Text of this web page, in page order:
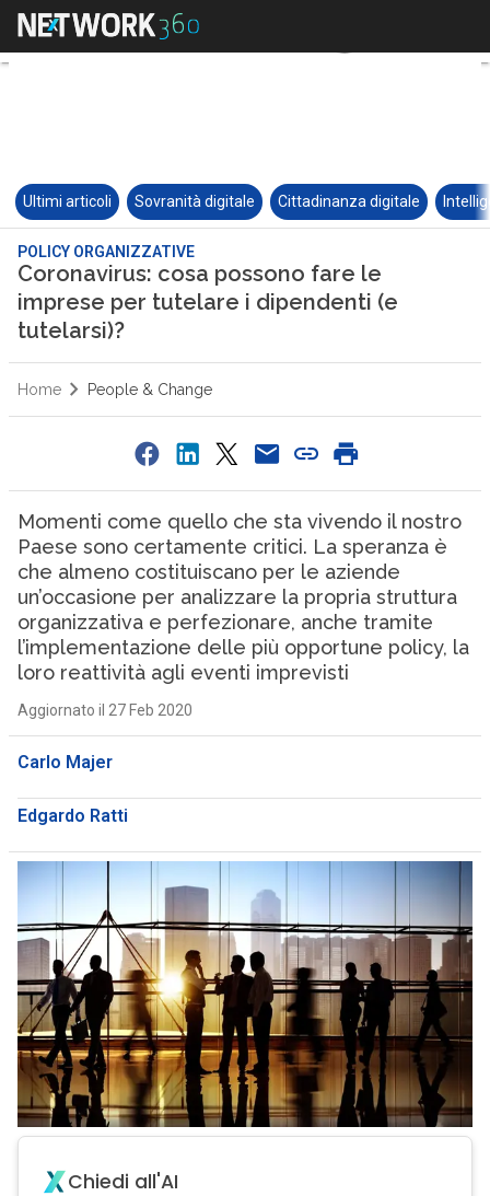
Ultimi articoli Sovranità digitale Cittadinanza digitale
POLICY ORGANIZZATIVE
Coronavirus: cosa possono fare le
imprese per tutelare i dipendenti (e
tutelarsi)?
Home People & Change
Momenti come quello che sta vivendo il nostro
Paese sono certamente critici. La speranza è
che almeno costituiscano per le aziende
un’occasione per analizzare la propria struttura
organizzativa e perfezionare, anche tramite
l’implementazione delle più opportune policy, la
loro reattività agli eventi imprevisti
Aggiornato il 27 Feb 2020
Carlo Majer
Edgardo Ratti
Chiedi all'AI